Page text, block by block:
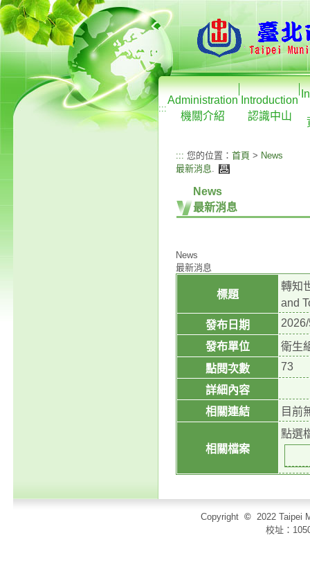
:::
Administration
機關介紹
Introduction
認識中山
::: 您的位置： 首頁 > News
最新消息.
News
最新消息
News
最新消息
標題
轉知
and
發布日期
發布單位
衛生
點閱次數
73
詳細內容
相關連結
目前
相關檔案
點選
Copyright © 2022 Taipei
校址：